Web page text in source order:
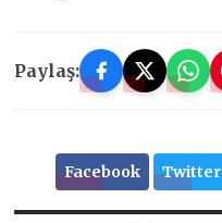
Paylaş:
Facebook Twitter